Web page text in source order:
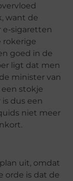
want de
e-sigaretten
rokerige
goed in de
ligt dat men
minister van
stokje
dus een
niet meer
uit, omdat
orde is dat de